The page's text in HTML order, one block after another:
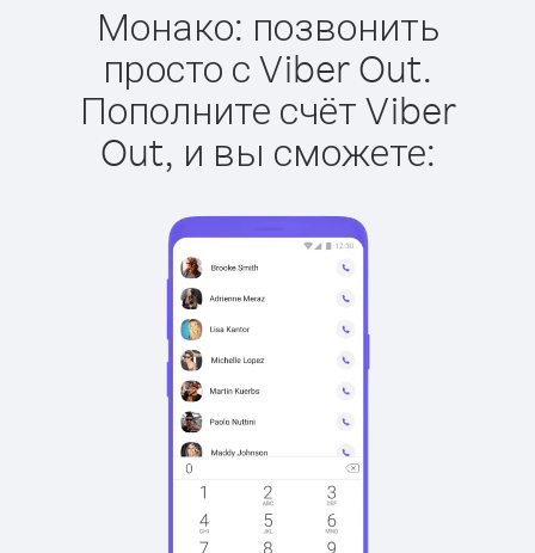
Монако: позвонить
просто с Viber Out.
Пополните счёт Viber
Out, и вы сможете: